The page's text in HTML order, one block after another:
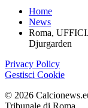
Home
News
Roma,
Djurgarden
Privacy Policy
Gestisci Cookie
© 2026
Tribunale di Roma